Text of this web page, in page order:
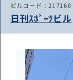
ビルコード：217160
日刊ｽﾎﾟｰﾂビル